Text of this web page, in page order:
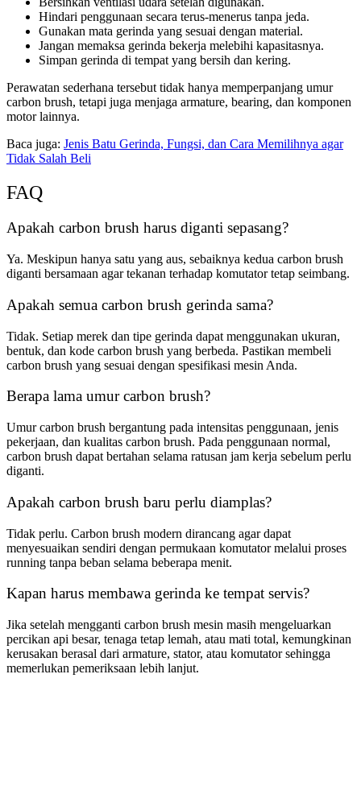
Hindari penggunaan secara terus-menerus tanpa jeda.
Gunakan mata gerinda yang sesuai dengan material.
Jangan memaksa gerinda bekerja melebihi kapasitasnya.
Simpan gerinda di tempat yang bersih dan kering.
Perawatan sederhana tersebut tidak hanya memperpanjang umur
carbon brush, tetapi juga menjaga armature, bearing, dan komponen
motor lainnya.
Baca juga: Jenis Batu Gerinda, Fungsi, dan Cara Memilihnya agar
Tidak Salah Beli
FAQ
Apakah carbon brush harus diganti sepasang?
Ya. Meskipun hanya satu yang aus, sebaiknya kedua carbon brush
diganti bersamaan agar tekanan terhadap komutator tetap seimbang.
Apakah semua carbon brush gerinda sama?
Tidak. Setiap merek dan tipe gerinda dapat menggunakan ukuran,
bentuk, dan kode carbon brush yang berbeda. Pastikan membeli
carbon brush yang sesuai dengan spesifikasi mesin Anda.
Berapa lama umur carbon brush?
Umur carbon brush bergantung pada intensitas penggunaan, jenis
pekerjaan, dan kualitas carbon brush. Pada penggunaan normal,
carbon brush dapat bertahan selama ratusan jam kerja sebelum perlu
diganti.
Apakah carbon brush baru perlu diamplas?
Tidak perlu. Carbon brush modern dirancang agar dapat
menyesuaikan sendiri dengan permukaan komutator melalui proses
running tanpa beban selama beberapa menit.
Kapan harus membawa gerinda ke tempat servis?
Jika setelah mengganti carbon brush mesin masih mengeluarkan
percikan api besar, tenaga tetap lemah, atau mati total, kemungkinan
kerusakan berasal dari armature, stator, atau komutator sehingga
memerlukan pemeriksaan lebih lanjut.